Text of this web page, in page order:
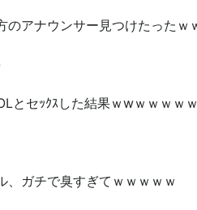
のアナウンサー見つけたったｗ
とセｯｸｽした結果ｗwｗｗｗｗｗ
、ガチで臭すぎてｗｗｗｗｗ